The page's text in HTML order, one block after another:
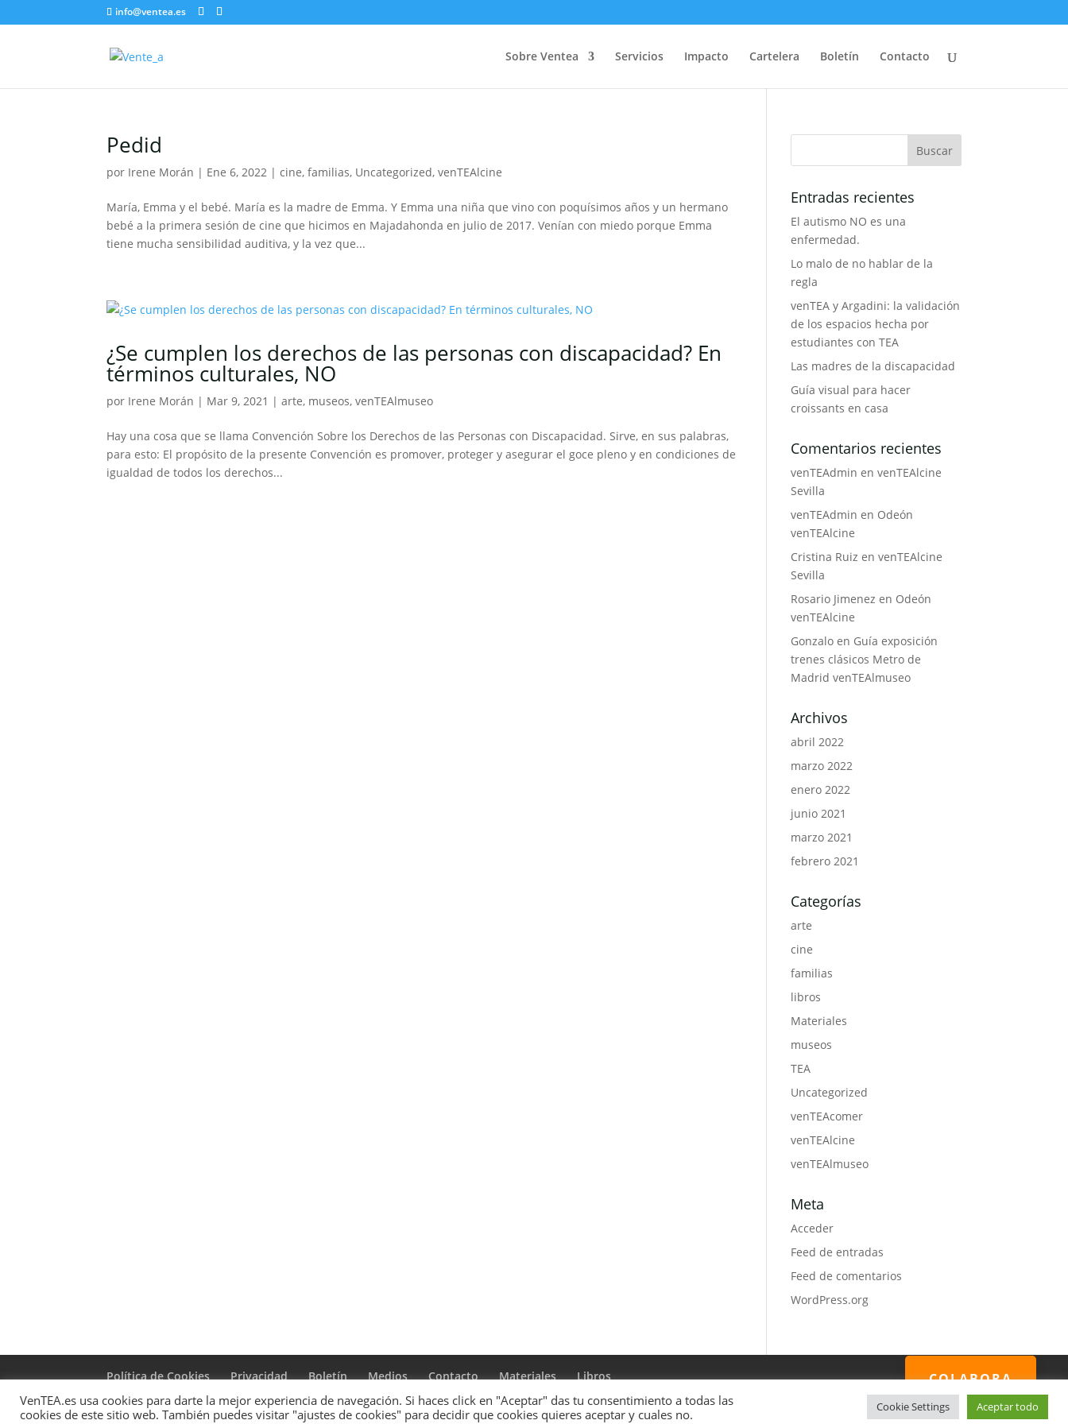
info@ventea.es
Sobre Ventea Servicios Impacto Cartelera Boletín Contacto
Pedid
por Irene Morán | Ene 6, 2022 |cine,familias, Uncategorized,venTEAlcine
María, Emma y el bebé. María es la madre de Emma. Y Emma una niña que vino con poquísimos años y un hermano
bebé a la primera sesión de cine que hicimos en Majadahonda en julio de 2017. Venían con miedo porque Emma
tiene mucha sensibilidad auditiva, y la vez que...
¿Se cumplen los derechos de las personas con discapacidad? En
términos culturales, NO
por Irene Morán | Mar 9, 2021 |arte, museos,venTEAlmuseo
Hay una cosa que se llama Convención Sobre los Derechos de las Personas con Discapacidad. Sirve, en sus palabras,
para esto: El propósito de la presente Convención es promover, proteger y asegurar el goce pleno y en condiciones de
igualdad de todos los derechos...
Entradas recientes
El autismo NO es una
enfermedad.
Lo malo de no hablar de la
regla
venTEA y Argadini: la validación
de los espacios hecha por
estudiantes con TEA
Las madres de la discapacidad
Guía visual para hacer
croissants en casa
Comentarios recientes
venTEAdmin en venTEAlcine
Sevilla
venTEAdmin en Odeón
venTEAlcine
Cristina Ruiz en venTEAlcine
Sevilla
Rosario Jimenez en Odeón
venTEAlcine
Gonzaloen Guía exposición
trenes clásicos Metro de
Madrid venTEAlmuseo
Archivos
abril 2022
marzo 2022
enero 2022
junio 2021
marzo 2021
febrero 2021
Categorías
arte
cine
familias
libros
Materiales
museos
TEA
Uncategorized
venTEAcomer
venTEAlcine
venTEAlmuseo
Meta
Acceder
Feed de entradas
Feed de comentarios
WordPress.org
Política de Cookies Privacidad Boletín Medios Contacto Materiales Libros
VenTEA.es usa cookies para darte la mejor experiencia de navegación. Si haces click en "Aceptar" das tu consentimiento a todas las
cookies de este sitio web. También puedes visitar "ajustes de cookies" para decidir que cookies quieres aceptar y cuales no.
Cookie Settings Aceptar todo
COLABORA